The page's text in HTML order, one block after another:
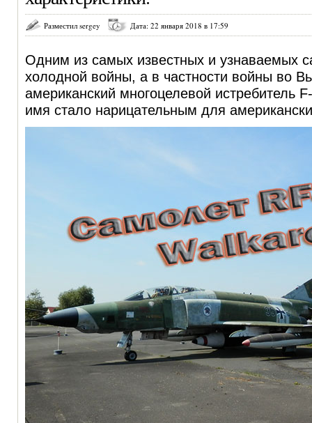
Разместил sergey Дата: 22 января 2018 в 17:59
Одним из самых известных и узнаваемых
холодной войны, а в частности войны во
американский многоцелевой истребитель
имя стало нарицательным для